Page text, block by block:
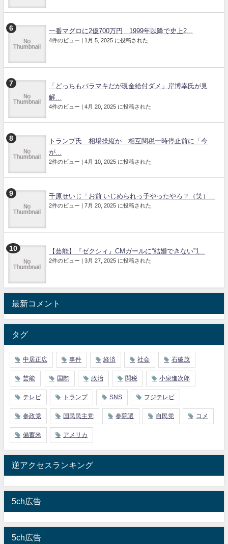
一番マグロに2億700万円 1999年以降で史上2...
4件のビュー | 1月 5, 2025 に投稿された
「どっちもバラマキだが現金給付ダメ」岸博幸氏が見
解...
4件のビュー | 4月 20, 2025 に投稿された
トランプ氏 相場操縦か 相互関税一時停止前に「今
が...
2件のビュー | 4月 10, 2025 に投稿された
千原せいじ「お前 いじめられっ子やったやろ？（笑）...
2件のビュー | 7月 20, 2025 に投稿された
【芸能】『ゼクシィ』CMガールに“結婚できない”1...
2件のビュー | 3月 27, 2025 に投稿された
最新コメント
タグ
中居正広 事件 経済 社会 石破茂
芸能 国際 政治 関税 小泉進次郎
テレビ トランプ SNS フジテレビ
参政党 国民民主党 参院選 自民党 コメ
備蓄米 アメリカ
逆アクセスランキング
5ch広告
5ch広告